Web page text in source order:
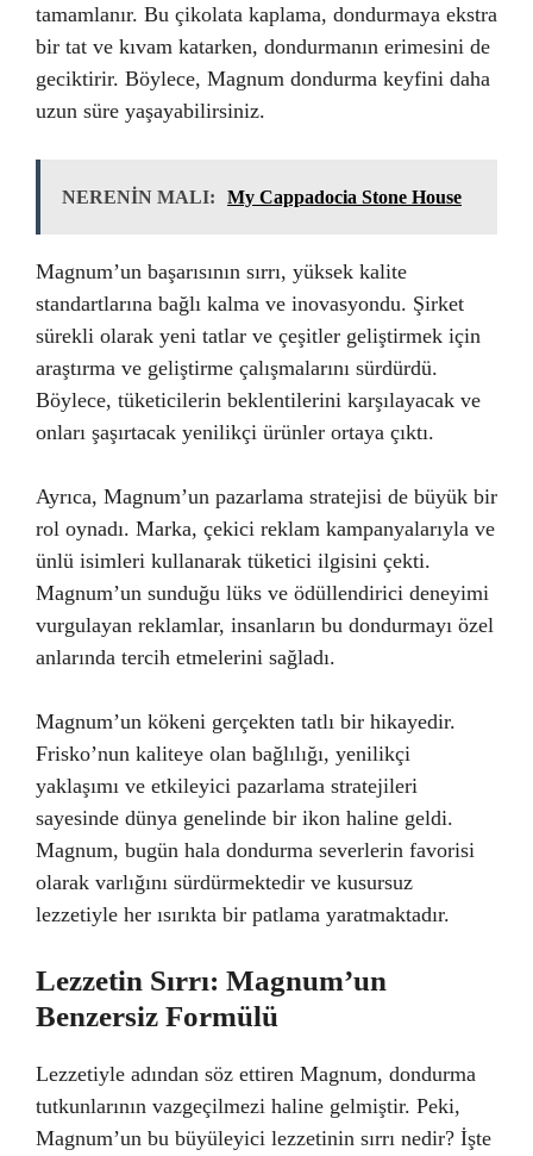
tamamlanır. Bu çikolata kaplama, dondurmaya ekstra
bir tat ve kıvam katarken, dondurmanın erimesini de
geciktirir. Böylece, Magnum dondurma keyfini daha
uzun süre yaşayabilirsiniz.
NERENİN MALI: My Cappadocia Stone House
Magnum’un başarısının sırrı, yüksek kalite
standartlarına bağlı kalma ve inovasyondu. Şirket
sürekli olarak yeni tatlar ve çeşitler geliştirmek için
araştırma ve geliştirme çalışmalarını sürdürdü.
Böylece, tüketicilerin beklentilerini karşılayacak ve
onları şaşırtacak yenilikçi ürünler ortaya çıktı.
Ayrıca, Magnum’un pazarlama stratejisi de büyük bir
rol oynadı. Marka, çekici reklam kampanyalarıyla ve
ünlü isimleri kullanarak tüketici ilgisini çekti.
Magnum’un sunduğu lüks ve ödüllendirici deneyimi
vurgulayan reklamlar, insanların bu dondurmayı özel
anlarında tercih etmelerini sağladı.
Magnum’un kökeni gerçekten tatlı bir hikayedir.
Frisko’nun kaliteye olan bağlılığı, yenilikçi
yaklaşımı ve etkileyici pazarlama stratejileri
sayesinde dünya genelinde bir ikon haline geldi.
Magnum, bugün hala dondurma severlerin favorisi
olarak varlığını sürdürmektedir ve kusursuz
lezzetiyle her ısırıkta bir patlama yaratmaktadır.
Lezzetin Sırrı: Magnum’un
Benzersiz Formülü
Lezzetiyle adından söz ettiren Magnum, dondurma
tutkunlarının vazgeçilmezi haline gelmiştir. Peki,
Magnum’un bu büyüleyici lezzetinin sırrı nedir? İşte